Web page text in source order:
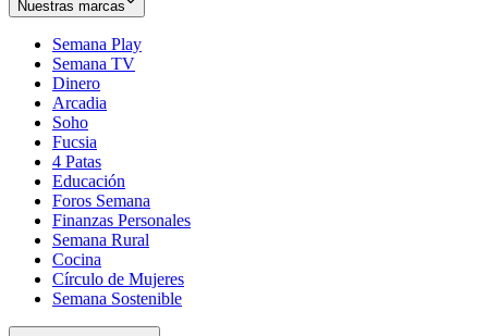
Nuestras marcas
Semana Play
Semana TV
Dinero
Arcadia
Soho
in
new
window
Fucsia
in
new
window
4 Patas
Educación
Foros Semana
Finanzas Personales
Semana Rural
Cocina
Círculo de Mujeres
Semana Sostenible